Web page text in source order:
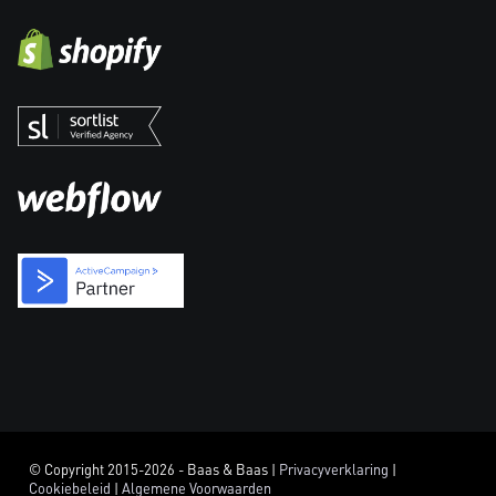
© Copyright 2015-2026 - Baas & Baas | Privacyverklaring |
Cookiebeleid | Algemene Voorwaarden